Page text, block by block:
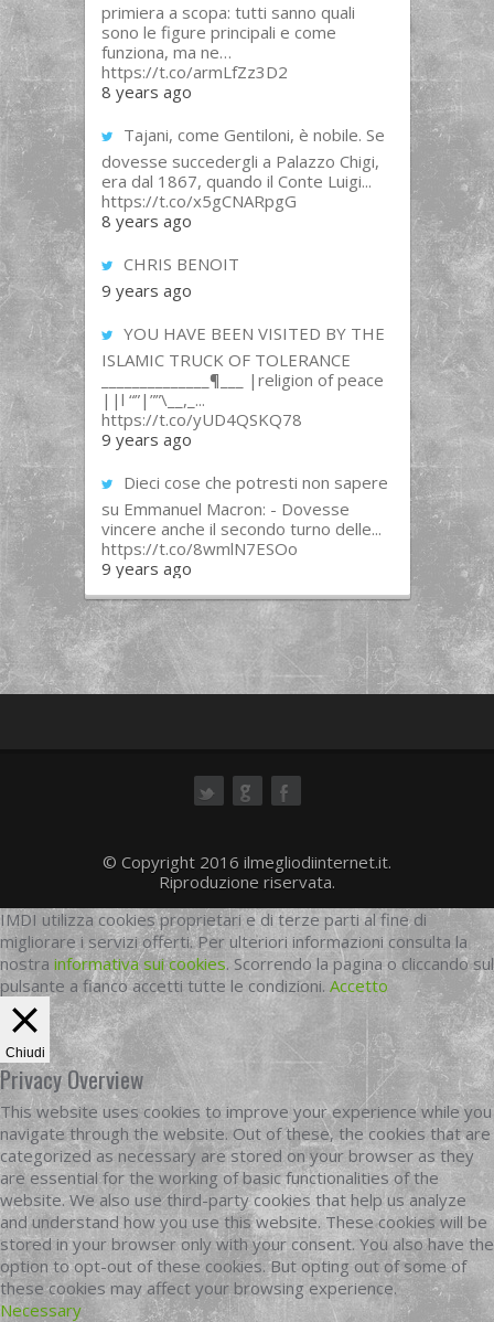
primiera a scopa: tutti sanno quali
sono le figure principali e come
funziona, ma ne…
https://t.co/armLfZz3D2
8 years ago
Tajani, come Gentiloni, è nobile. Se
dovesse succedergli a Palazzo Chigi,
era dal 1867, quando il Conte Luigi...
https://t.co/x5gCNARpgG
8 years ago
CHRIS BENOIT
9 years ago
YOU HAVE BEEN VISITED BY THE
ISLAMIC TRUCK OF TOLERANCE
______________¶___ |religion of peace
||l “”|””\__,_...
https://t.co/yUD4QSKQ78
9 years ago
Dieci cose che potresti non sapere
su Emmanuel Macron: - Dovesse
vincere anche il secondo turno delle...
https://t.co/8wmlN7ESOo
9 years ago
© Copyright 2016 ilmegliodiinternet.it.
Riproduzione riservata.
IMDI utilizza cookies proprietari e di terze parti al fine di
migliorare i servizi offerti. Per ulteriori informazioni consulta la
nostra informativa sui cookies. Scorrendo la pagina o cliccando sul
pulsante a fianco accetti tutte le condizioni. Accetto
Chiudi
Privacy Overview
This website uses cookies to improve your experience while you
navigate through the website. Out of these, the cookies that are
categorized as necessary are stored on your browser as they
are essential for the working of basic functionalities of the
website. We also use third-party cookies that help us analyze
and understand how you use this website. These cookies will be
stored in your browser only with your consent. You also have the
option to opt-out of these cookies. But opting out of some of
these cookies may affect your browsing experience.
Necessary